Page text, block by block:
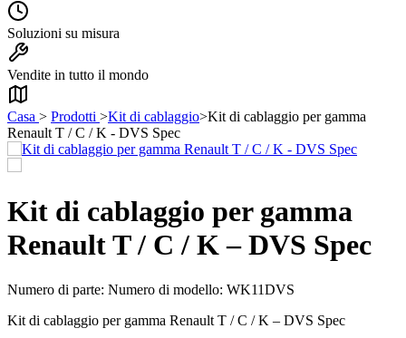
Soluzioni su misura
Vendite in tutto il mondo
Casa > Prodotti >Kit di cablaggio>Kit di cablaggio per gamma
Renault T / C / K - DVS Spec
Kit di cablaggio per gamma
Renault T / C / K – DVS Spec
Numero di parte: Numero di modello: WK11DVS
Kit di cablaggio per gamma Renault T / C / K – DVS Spec